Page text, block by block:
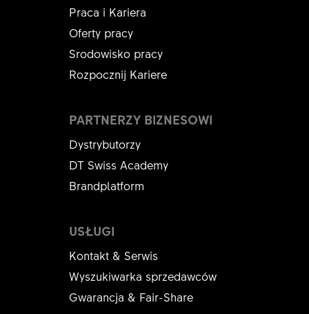
Praca i Kariera
Oferty pracy
Srodowisko pracy
Rozpocznij Kariere
USŁUGI
Kontakt & Serwis
Wyszukiwarka sprzedawców
Gwarancja & Fair-Share
PARTNERZY BIZNESOWI
Dystrybutorzy
DT Swiss Academy
Brandplatform